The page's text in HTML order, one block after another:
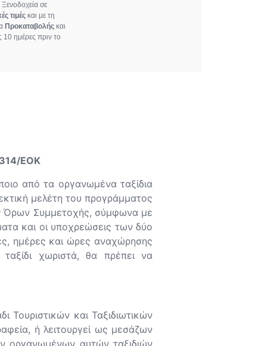
Ξενοδοχεία σε
τιμές και με τη
Προκαταβολής και
10 ημέρες πριν το
ΕΟΚ
από τα οργανωμένα ταξίδια
μελέτη του προγράμματος
Όρων Συμμετοχής, σύμφωνα με
και οι υποχρεώσεις των δύο
ημέρες και ώρες αναχώρησης
χωριστά, θα πρέπει να
Τουριστικών και Ταξιδιωτικών
ή λειτουργεί ως μεσάζων